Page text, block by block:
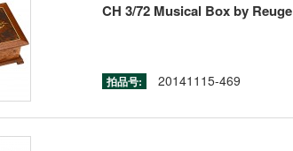
CH 3/72 Musical Box by Reuge
拍品号: 20141115-469